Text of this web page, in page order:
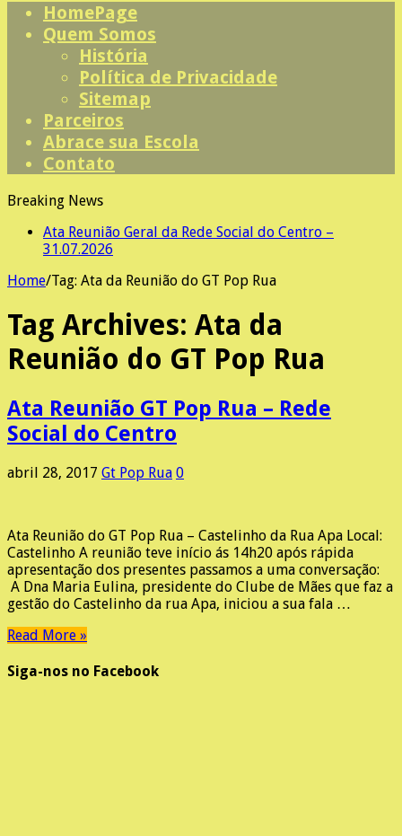
HomePage
Quem Somos
História
Política de Privacidade
Sitemap
Parceiros
Abrace sua Escola
Contato
Breaking News
Ata Reunião Geral da Rede Social do Centro –
31.07.2026
Home/Tag: Ata da Reunião do GT Pop Rua
Tag Archives: Ata da
Reunião do GT Pop Rua
Ata Reunião GT Pop Rua – Rede
Social do Centro
abril 28, 2017 Gt Pop Rua 0
Ata Reunião do GT Pop Rua – Castelinho da Rua Apa Local:
Castelinho A reunião teve início ás 14h20 após rápida
apresentação dos presentes passamos a uma conversação:
A Dna Maria Eulina, presidente do Clube de Mães que faz a
gestão do Castelinho da rua Apa, iniciou a sua fala …
Read More »
Siga-nos no Facebook